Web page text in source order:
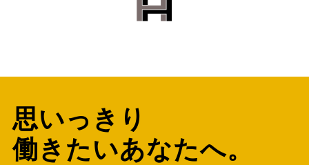
思いっきり
働きたいあなたへ。